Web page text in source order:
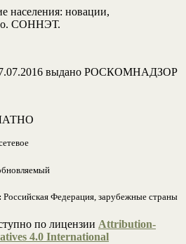
населения: новации,
СОННЭТ.
выдано РОСКОМНАДЗОР
Российская Федерация, зарубежные страны
по лицензии Attribution-
4.0 International